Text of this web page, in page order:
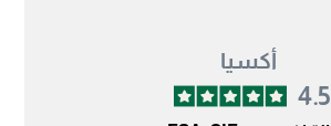
أكسيا
4.5